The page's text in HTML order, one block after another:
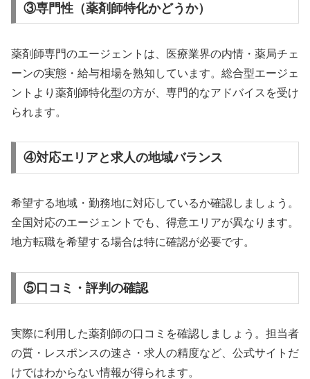
③専門性（薬剤師特化かどうか）
薬剤師専門のエージェントは、医療業界の内情・薬局チェ
ーンの実態・給与相場を熟知しています。総合型エージェ
ントより薬剤師特化型の方が、専門的なアドバイスを受け
られます。
④対応エリアと求人の地域バランス
希望する地域・勤務地に対応しているか確認しましょう。
全国対応のエージェントでも、得意エリアが異なります。
地方転職を希望する場合は特に確認が必要です。
⑤口コミ・評判の確認
実際に利用した薬剤師の口コミを確認しましょう。担当者
の質・レスポンスの速さ・求人の精度など、公式サイトだ
けではわからない情報が得られます。